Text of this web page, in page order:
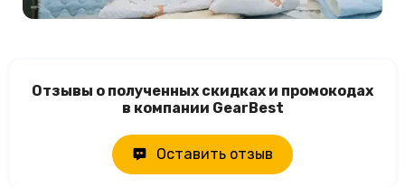
Отзывы о полученных скидках и промокодах
в компании GearBest
Оставить отзыв